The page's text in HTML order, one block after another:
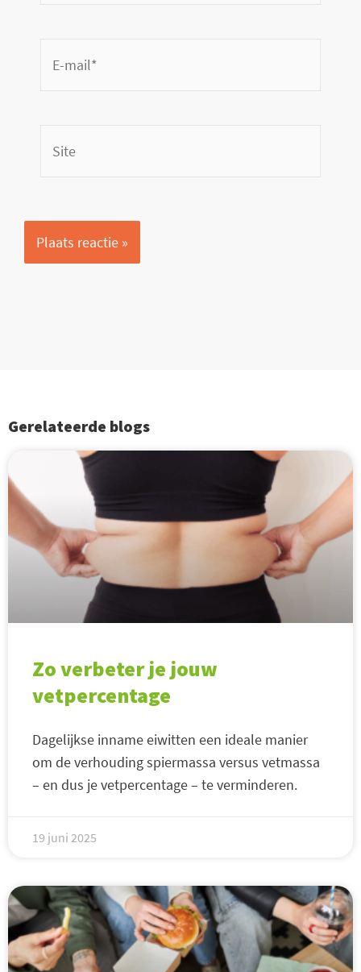
Gerelateerde blogs
Zo verbeter je jouw
vetpercentage
Dagelijkse inname eiwitten een ideale manier
om de verhouding spiermassa versus vetmassa
– en dus je vetpercentage – te verminderen.
19 juni 2025